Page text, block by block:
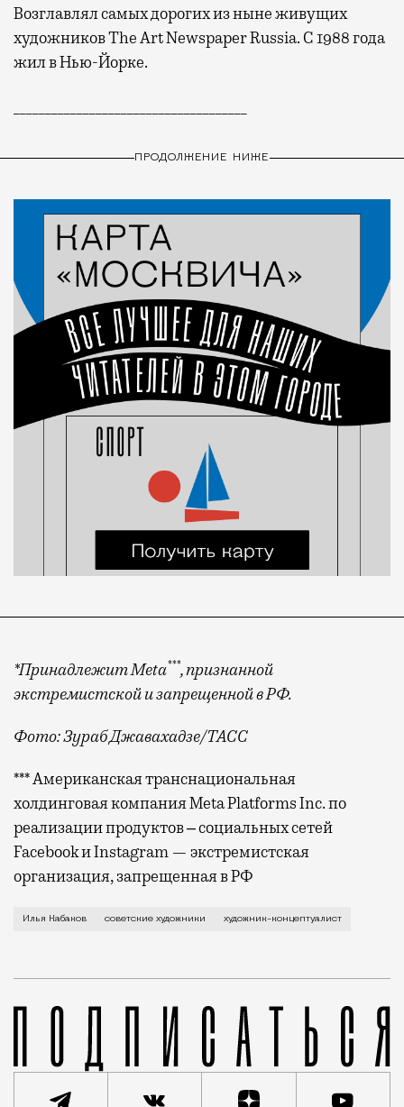
Возглавлял самых дорогих из ныне живущих
художников The Art Newspaper Russia. С 1988 года
жил в Нью-Йорке.
ПРОДОЛЖЕНИЕ НИЖЕ
*Принадлежит Meta***, признанной
экстремистской и запрещенной в РФ.
Фото: Зураб Джавахадзе/ТАСС
*** Американская транснациональная
холдинговая компания Meta Platforms Inc. по
реализации продуктов ‒ социальных сетей
Facebook и Instagram — экстремистская
организация, запрещенная в РФ
Илья Кабаков советские художники художник-концептуалист